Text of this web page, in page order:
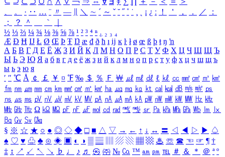
、
。 · ‥ … ¨ 〃 ― ＼ ∼ ´ ～ ˇ ˘ ˝ ˚ ˙ ¸ ¡ ¿ ː ！ ＇ ， ． ／
：
；
？ ＾ ｀
½ ⅓ ⅔ ¼ ¾ ⅛ ⅜ ⅝ ⅞ ¹ ² ³ ⁴ ⁿ ₁ ₂ ₃ ₄
Æ Ð Ħ Ĳ Ł Ø Œ Þ Ŧ Ŋ æ đ ð ħ ı ĳ ĸ ŀ ł ø œ ß þ ŧ ŋ ŉ
А Б В Г Д Е Ё Ж З И Й К Л М Н О П Р С Т У Ф Х Ц Ч Ш Щ Ъ
Ы Ь Э Ю Я а б в г д е ё ж з и й к л м н о п р с т у ф х ц ч ш щ ъ
ы ь э ю я
′ ″ ℃ Å ￠ ￡ ￥ ¤ ℉ ‰ ＄ ％ Ｆ ￦ ㎕ ㎖ ㎗ ℓ ㎘ ㏄ ㎣ ㎤ ㎥ ㎦
㎙ ㎚ ㎛ ㎜ ㎝ ㎞ ㎟ ㎠ ㎡ ㎢ ㏊ ㎍ ㎎ ㎏ ㏏ ㎈ ㎉ ㏈ ㎧ ㎨ ㎰
㎱ ㎲ ㎳ ㎴ ㎵ ㎶ ㎷ ㎸ ㎹ ㎀ ㎁ ㎂ ㎃ ㎄ ㎺ ㎻ ㎽ ㎾ ㎿ ㎐ ㎑
㎒ ㎓ ㎔ Ω ㏀ ㏁ ㎊ ㎋ ㎌ ㏖ ㏅ ㎭ ㎮ ㎯ ㏛ ㎩ ㎪ ㎫ ㎬ ㏝ ㏐
㏓
㏃ ㏉ ㏜ ㏆
§ ※ ☆ ★ ○ ● ◎ ◇ ◆ □ ■ △ ▽ → ← ↑ ↓ ↔ 〓 ◁ ◀ ▷ ▶ ♤
♠ ♡ ♥ ♧ ♣ ⊙ ◈ ▣ ◐ ◑ ▒ ▤ ▨ ▧ ▦ ▩ ♨ ☏ ☎ ☜ ☞ ¶ †
‡ ↕ ↗ ↙ ↖ ↘ ♭ ♩ ♪ ♬ ㉿ ㈜ № ㏇ ™ ㏂ ㏘ ℡ ＃ ＆ ＊ ＠ ª º